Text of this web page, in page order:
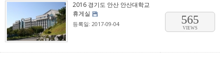
2016 경기도 안산 안산대학교
휴게실
등록일: 2017-09-04 565
VIEWS